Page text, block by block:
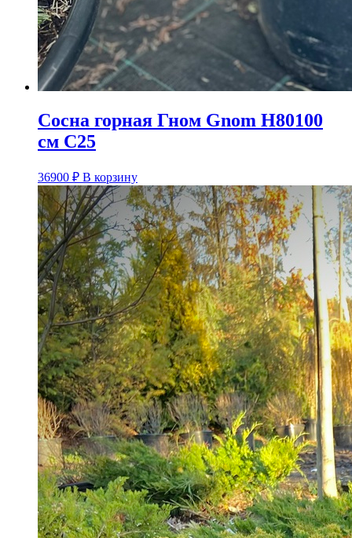
Сосна горная Гном Gnom H80100
см C25
36900 ₽ В корзину